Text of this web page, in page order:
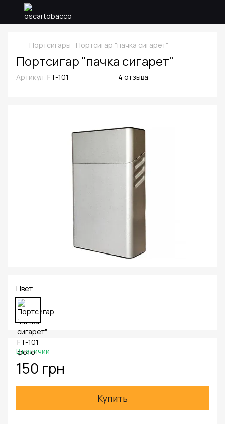
Портсигары Портсигар "пачка сигарет"
Портсигар "пачка сигарет"
Артикул: FT-101 4 отзыва
Цвет
В наличии
150 грн
Купить